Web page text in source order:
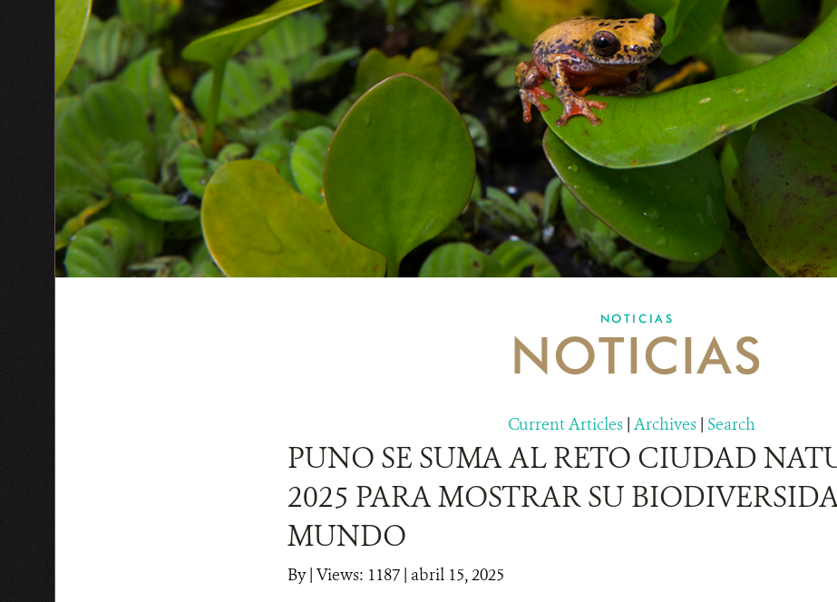
NOTICIAS
NOTICIAS
Current Articles | Archives | Search
PUNO SE SUMA AL RETO CIUDAD
2025 PARA MOSTRAR SU
MUNDO
By| Views: 1187| abril 15, 2025